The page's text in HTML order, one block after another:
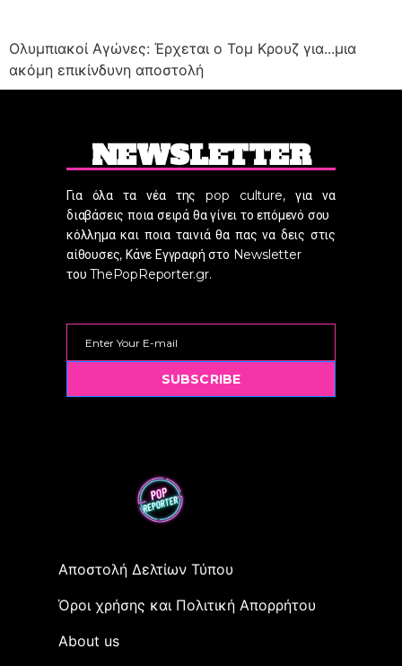
Ολυμπιακοί Αγώνες: Έρχεται ο Τομ Κρουζ για...μια
ακόμη επικίνδυνη αποστολή
NEWSLETTER
Για όλα τα νέα της pop culture, για να
διαβάσεις ποια σειρά θα γίνει το επόμενό σου
κόλλημα και ποια ταινιά θα πας να δεις στις
αίθουσες, Κάνε Εγγραφή στο Newsletter
του ThePopReporter.gr.
SUBSCRIBE
Αποστολή Δελτίων Τύπου
Όροι χρήσης και Πολιτική Απορρήτου
Αbout us